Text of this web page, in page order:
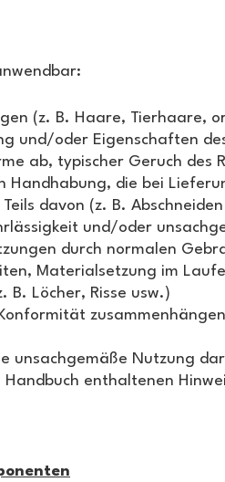
(z. B. Haare, Tierhaare,
und/oder Eigenschaften
ab, typischer Geruch des
Handhabung, die bei
davon (z. B.
und/oder
durch normalen
Materialsetzung im
B. Löcher, Risse usw.)
zusammenhängen
unsachgemäße Nutzung
enthaltenen